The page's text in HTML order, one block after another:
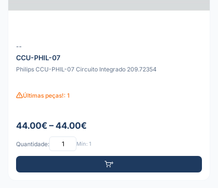
--
CCU-PHIL-07
Philips CCU-PHIL-07 Circuito Integrado 209.72354
Últimas peças!: 1
44.00€ – 44.00€
Quantidade: Mín: 1